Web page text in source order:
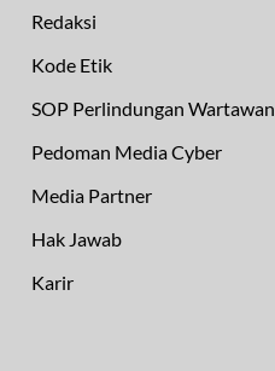
Redaksi
Kode Etik
SOP Perlindungan Wartawan
Pedoman Media Cyber
Media Partner
Hak Jawab
Karir